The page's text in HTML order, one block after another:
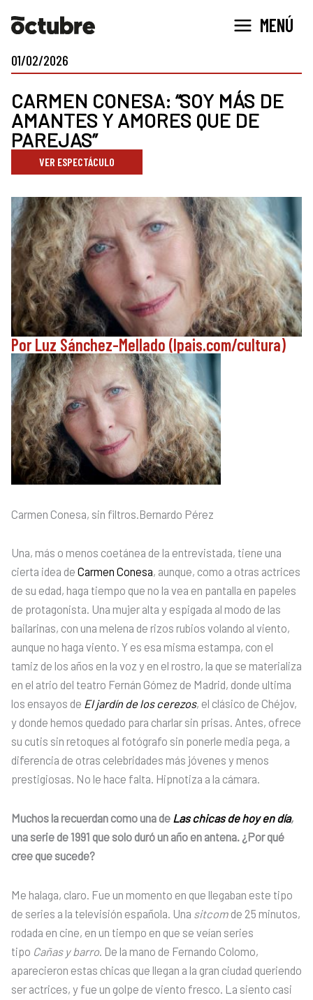
MENÚ
01/02/2026
CARMEN CONESA: “SOY MÁS DE
AMANTES Y AMORES QUE DE
PAREJAS”
VER ESPECTÁCULO
Por Luz Sánchez-Mellado (lpais.com/cultura)
Carmen Conesa, sin filtros. Bernardo Pérez
Una, más o menos coetánea de la entrevistada, tiene una
cierta idea de Carmen Conesa, aunque, como a otras actrices
de su edad, haga tiempo que no la vea en pantalla en papeles
de protagonista. Una mujer alta y espigada al modo de las
bailarinas, con una melena de rizos rubios volando al viento,
aunque no haga viento. Y es esa misma estampa, con el
tamiz de los años en la voz y en el rostro, la que se materializa
en el atrio del teatro Fernán Gómez de Madrid, donde ultima
los ensayos de El jardín de los cerezos, el clásico de Chéjov,
y donde hemos quedado para charlar sin prisas. Antes, ofrece
su cutis sin retoques al fotógrafo sin ponerle media pega, a
diferencia de otras celebridades más jóvenes y menos
prestigiosas. No le hace falta. Hipnotiza a la cámara.
Muchos la recuerdan como una de Las chicas de hoy en día,
una serie de 1991 que solo duró un año en antena. ¿Por qué
cree que sucede?
Me halaga, claro. Fue un momento en que llegaban este tipo
de series a la televisión española. Una sitcom de 25 minutos,
rodada en cine, en un tiempo en que se veían series
tipo Cañas y barro . De la mano de Fernando Colomo,
aparecieron estas chicas que llegan a la gran ciudad queriendo
ser actrices, y fue un golpe de viento fresco. La siento casi